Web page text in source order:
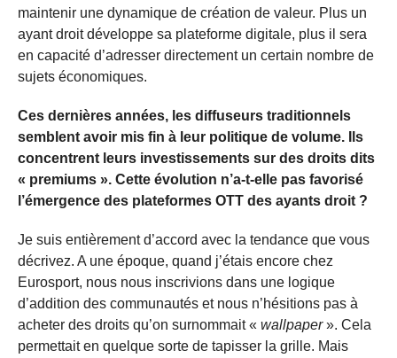
maintenir une dynamique de création de valeur. Plus un
ayant droit développe sa plateforme digitale, plus il sera
en capacité d’adresser directement un certain nombre de
sujets économiques.
Ces dernières années, les diffuseurs traditionnels
semblent avoir mis fin à leur politique de volume. Ils
concentrent leurs investissements sur des droits dits
« premiums ». Cette évolution n’a-t-elle pas favorisé
l’émergence des plateformes OTT des ayants droit ?
Je suis entièrement d’accord avec la tendance que vous
décrivez. A une époque, quand j’étais encore chez
Eurosport, nous nous inscrivions dans une logique
d’addition des communautés et nous n’hésitions pas à
acheter des droits qu’on surnommait « wallpaper». Cela
permettait en quelque sorte de tapisser la grille. Mais